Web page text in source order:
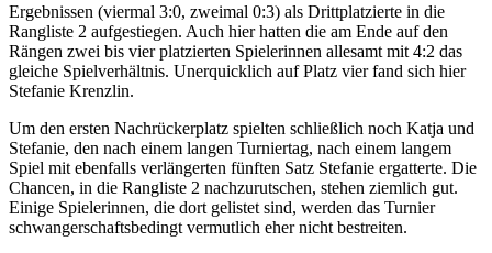
Ergebnissen (viermal 3:0, zweimal 0:3) als Drittplatzierte in die
Rangliste 2 aufgestiegen. Auch hier hatten die am Ende auf den
Rängen zwei bis vier platzierten Spielerinnen allesamt mit 4:2 das
gleiche Spielverhältnis. Unerquicklich auf Platz vier fand sich hier
Stefanie Krenzlin.
Um den ersten Nachrückerplatz spielten schließlich noch Katja und
Stefanie, den nach einem langen Turniertag, nach einem langem
Spiel mit ebenfalls verlängerten fünften Satz Stefanie ergatterte. Die
Chancen, in die Rangliste 2 nachzurutschen, stehen ziemlich gut.
Einige Spielerinnen, die dort gelistet sind, werden das Turnier
schwangerschaftsbedingt vermutlich eher nicht bestreiten.